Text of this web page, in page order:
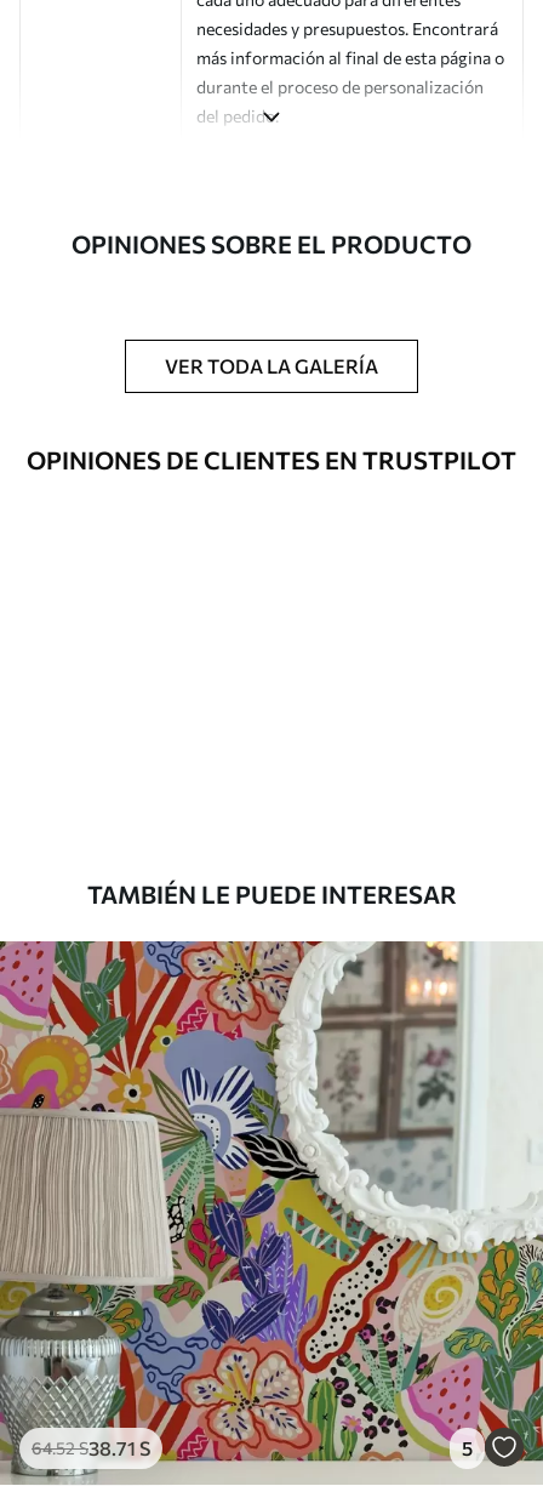
necesidades y presupuestos. Encontrará
más información al final de esta página o
durante el proceso de personalización
del pedido.
artículo
Impreso bajo pedido y entregado en
rollos de hasta 50 cm de ancho.
Opciones
adicionales
Disponible con recubrimiento de barniz
y/o adhesivo para empapelar.
/m²
Premium
158.3395.00 S/m²
Vinilo Premium
175.00105.00S/m²
OPINIONES SOBRE EL PRODUCTO
VER TODA LA GALERÍA
OPINIONES DE CLIENTES EN TRUSTPILOT
TAMBIÉN LE PUEDE INTERESAR
64.52S38.71 S 5